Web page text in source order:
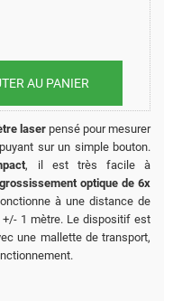
AU PANIER
laserpensé pour mesurer
sur un simple bouton.
, il est très facile à
grossissement optique de 6x
à une distance de
1 mètre. Le dispositif est
une mallette de transport,